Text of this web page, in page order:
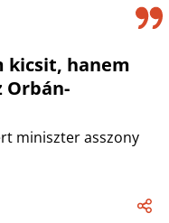
kicsit, hanem
Orbán-
miniszter asszony